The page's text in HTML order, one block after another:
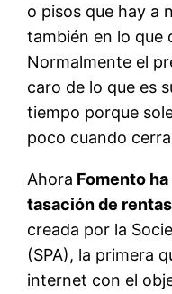
o pisos que hay a
también en lo que
Normalmente el
caro de lo que es
tiempo porque
poco cuando
Ahora Fomento
tasación de
creada por la
(SPA), la primera
internet con el